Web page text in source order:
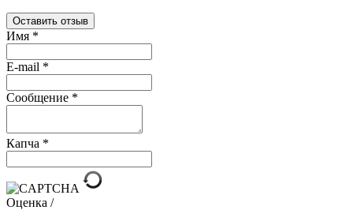
Оставить отзыв
Имя *
E-mail *
Сообщение *
Капча *
Оценка /